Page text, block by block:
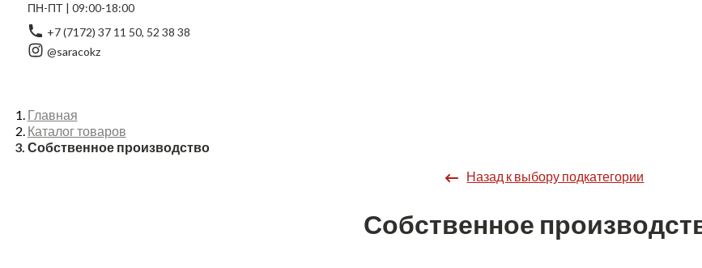
ПН-ПТ | 09:00-18:00
+7 (7172) 37 11 50, 52 38 38
@saracokz
Главная
Каталог товаров
Собственное производство
Назад к выбору подкатегории
Собственное